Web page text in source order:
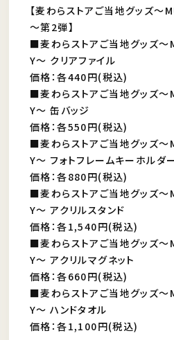
【麦わらストアご当地グッズ
～第2弾】
■麦わらストアご当地グッズ
Y～ クリアファイル
価格：各440円(税込)
■麦わらストアご当地グッズ
Y～ 缶バッジ
価格：各550円(税込)
■麦わらストアご当地グッズ
Y～ フォトフレームキーホルダ
価格：各880円(税込)
■麦わらストアご当地グッズ
Y～ アクリルスタンド
価格：各1,540円(税込)
■麦わらストアご当地グッズ
Y～ アクリルマグネット
価格：各660円(税込)
■麦わらストアご当地グッズ
Y～ ハンドタオル
価格：各1,100円(税込)